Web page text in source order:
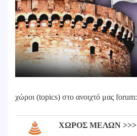
χώροι (topics) στο ανοιχτό μας forum:
ΧΩΡΟΣ ΜΕΛΩΝ >>>